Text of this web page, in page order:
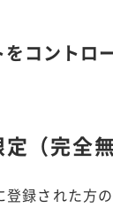
コントロ
（完全
録された方